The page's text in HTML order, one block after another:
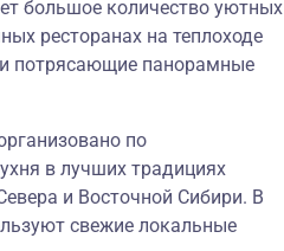
большое количество уютных
ресторанах на теплоходе
потрясающие панорамные
по
в лучших традициях
и Восточной Сибири. В
свежие локальные